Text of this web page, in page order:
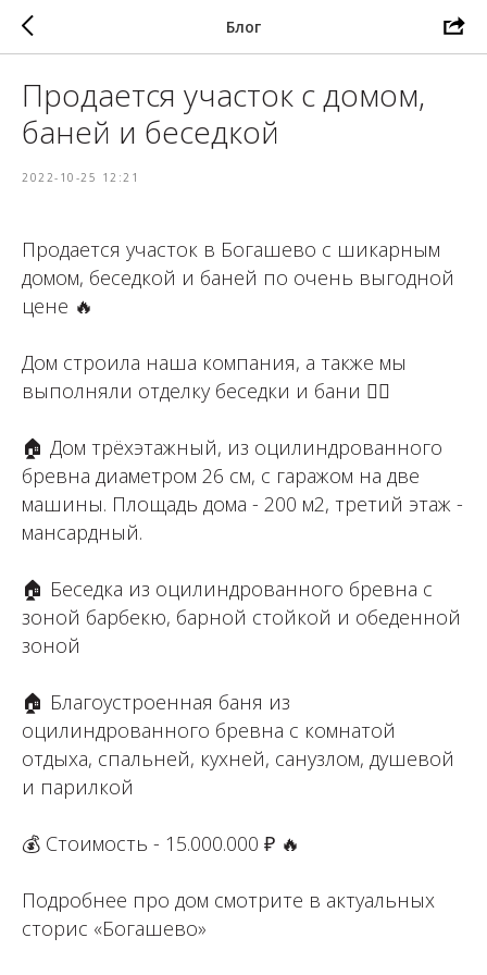
Блог
Продается участок с домом,
баней и беседкой
2022-10-25 12:21
Продается участок в Богашево с шикарным
домом, беседкой и баней по очень выгодной
цене 🔥 ⁣⁣⠀
Дом строила наша компания, а также мы
выполняли отделку беседки и бани 👍🏻⁣⁣⠀⁣⁣⠀
🏠 Дом трёхэтажный, из оцилиндрованного
бревна диаметром 26 см, с гаражом на две
машины. Площадь дома - 200 м2, третий этаж -
мансардный. ⁣⁣⠀⁣⁣⠀
🏠 Беседка из оцилиндрованного бревна с
зоной барбекю, барной стойкой и обеденной
зоной⁣⁣⠀⁣⁣⠀
🏠 Благоустроенная баня из
оцилиндрованного бревна с комнатой
отдыха, спальней, кухней, санузлом, душевой
и парилкой ⁣⁣⠀⁣⁣⠀
💰 Стоимость - 15.000.000 ₽⁣⁣ 🔥⁣⁣⠀
Подробнее про дом смотрите в актуальных
сторис «Богашево» ⁣⁣⠀